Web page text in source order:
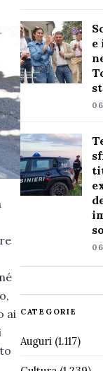
ai
e
CATEGORIE
Auguri(1.117)